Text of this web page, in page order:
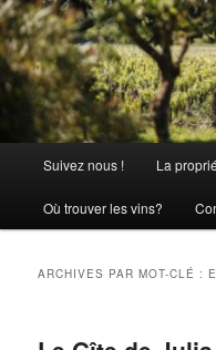
Aller
au
contenu
principal
Aller
au
contenu
secondaireChâteau Julia
La passion comme tradition
principal
Suivez nous ! La
Où trouver les vins?
ARCHIVES PAR MOT-CLÉ :